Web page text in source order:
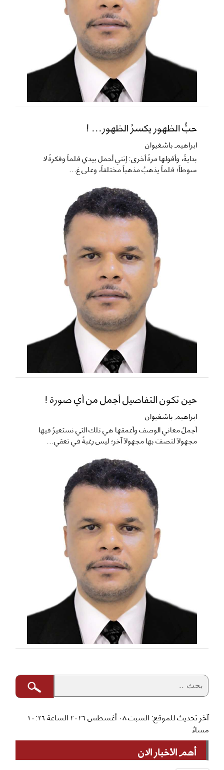
حبُّ الظهور يكسرُ الظهور... !
ابراهيم باشغيوان
​بدايةً، وأقولها مرةً أخرى: إنني أحمل بيدي قلماً وفكرةً لا
سوطاً؛ قلماً يذهبُ مذهباً مختلفاً، وعلى غ...
حين تكون التفاصيل أجمل من أي صورة !
ابراهيم باشغيوان
​أجملُ معاني الوصف وأعمقها هي تلك التي نستعيرُ فيها
مجهولاً لنصفَ بها مجهولاً آخر؛ ليس رغبةً في تعقي...
آخر تحديث للموقع: السبت ٠٨ أغسطس ٢٠٢٦ الساعة ١٠:٢٦
مساءً
أهم الأخبار الان